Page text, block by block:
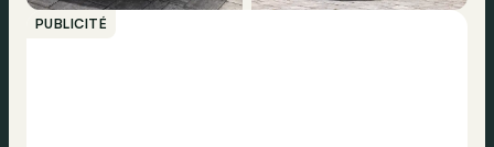
PUBLICITÉ